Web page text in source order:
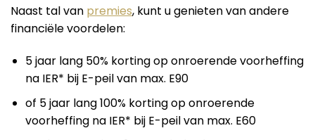
Naast tal van premies, kunt u genieten van andere
financiële voordelen:
5 jaar lang 50% korting op onroerende voorheffing
na IER* bij E-peil van max. E90
of 5 jaar lang 100% korting op onroerende
voorheffing na IER* bij E-peil van max. E60